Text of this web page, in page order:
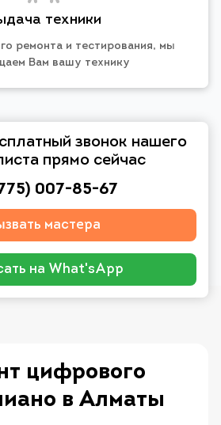
техники
ремонта и тестирования, мы
Вам вашу технику
звонок нашего
прямо сейчас
007-85-67
мастера
на What'sApp
цифрового
в Алматы